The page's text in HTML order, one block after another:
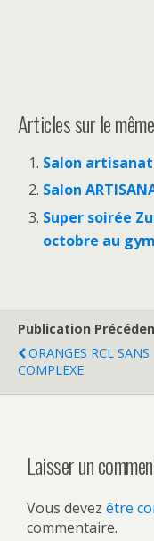
Articles sur le
Salon
Salon
Super soirée
octobre au
Publication
ORANGES RCL SANS
COMPLEXE
Laisser un
Vous devez être
commentaire.